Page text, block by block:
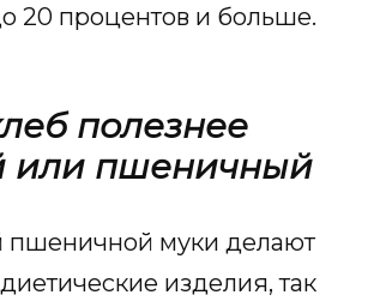
20 процентов и больше.
полезнее
или пшеничный
пшеничной муки делают
изделия, так